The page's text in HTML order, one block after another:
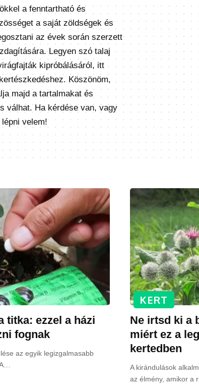
a fenntartható és
a saját zöldségek és
az évek során szerzett
Legyen szó talaj
kipróbálásáról, itt
Köszönöm,
majd a tartalmakat és
válhat. Ha kérdése van, vagy
velem!
titka: ezzel a házi
fognak
az egyik legizgalmasabb
…
KERT
Ne irtsd ki a
miért ez a
kertedben
A kirándulások
az élmény, amikor a